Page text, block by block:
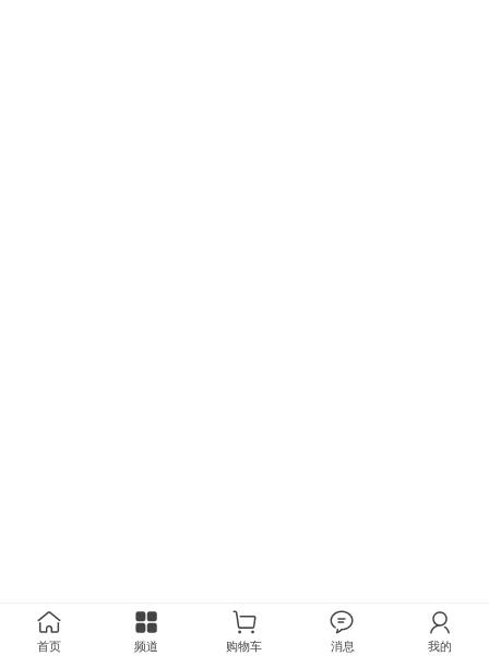
首页 频道 购物车 消息 我的